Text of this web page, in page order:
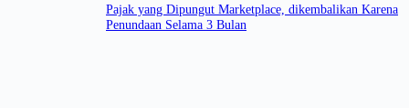
Pajak yang Dipungut Marketplace, dikembalikan Karena
Penundaan Selama 3 Bulan